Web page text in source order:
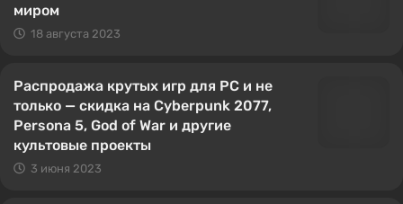
миром
18 августа 2023
Распродажа крутых игр для PC и не
только — скидка на Cyberpunk 2077,
Persona 5, God of War и другие
культовые проекты
3 июня 2023